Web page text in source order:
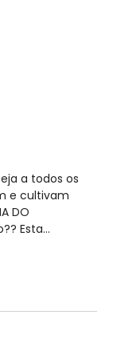
a todos os
e cultivam
DO
Esta…